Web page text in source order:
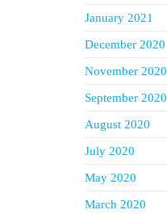
January 2021
December 2020
November 2020
September 2020
August 2020
July 2020
May 2020
March 2020